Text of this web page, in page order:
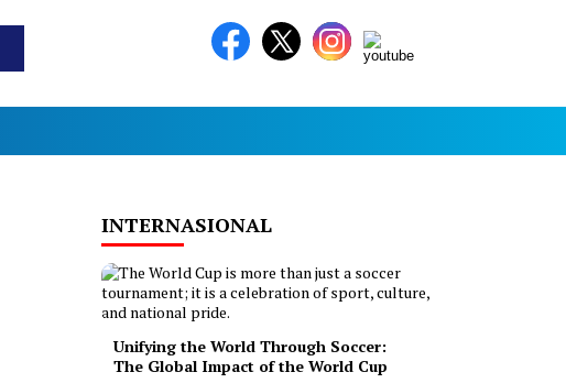
INTERNASIONAL
Unifying the World Through Soccer:
The Global Impact of the World Cup